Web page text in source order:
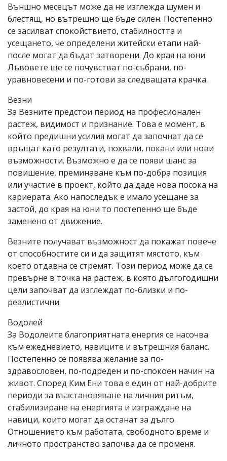
Външно месецът може да не изглежда шумен и
блестящ, но вътрешно ще бъде силен. Постепенно
се засилват спокойствието, стабилността и
усещането, че определени житейски етапи най-
после могат да бъдат затворени. До края на юни
Лъвовете ще се почувстват по-събрани, по-
уравновесени и по-готови за следващата крачка.
Везни
За Везните предстои период на професионален
растеж, видимост и признание. Това е момент, в
който предишни усилия могат да започнат да се
връщат като резултати, похвали, покани или нови
възможности. Възможно е да се появи шанс за
повишение, преминаване към по-добра позиция
или участие в проект, който да даде нова посока на
кариерата. Ако напоследък е имало усещане за
застой, до края на юни то постепенно ще бъде
заменено от движение.
Везните получават възможност да покажат повече
от способностите си и да защитят мястото, към
което отдавна се стремят. Този период може да се
превърне в точка на растеж, в която дългогодишни
цели започват да изглеждат по-близки и по-
реалистични.
Водолей
За Водолеите благоприятната енергия се насочва
към ежедневието, навиците и вътрешния баланс.
Постепенно се появява желание за по-
здравословен, по-подреден и по-спокоен начин на
живот. Според Ким Ени това е един от най-добрите
периоди за възстановяване на личния ритъм,
стабилизиране на енергията и изграждане на
навици, които могат да останат за дълго.
Отношението към работата, свободното време и
личното пространство започва да се променя.